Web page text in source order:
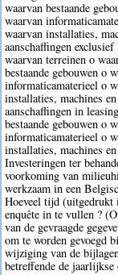
waarvan bestaande
waarvan
waarvan installaties,
aanschaffingen
waarvan terreinen o
bestaande gebouwen o
informaticamaterieel o
installaties, machines
aanschaffingen in
bestaande gebouwen o
informaticamaterieel o
installaties, machines
Investeringen ter
voorkoming van
werkzaam in een
Hoeveel tijd (uitgedrukt
enquête in te vullen ?
van de gevraagde
om te worden gevoegd
wijziging van de
betreffende de jaarlijkse